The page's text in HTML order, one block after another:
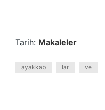
Tarih: Makaleler
ayakkab lar ve